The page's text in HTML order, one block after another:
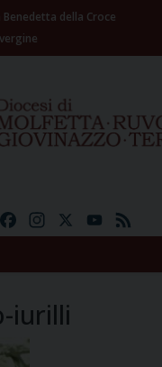
Benedetta della Croce
FacebookInstagramYouTube
iurilli